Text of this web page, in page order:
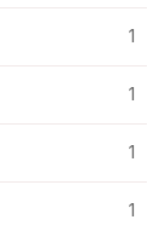
1
1
1
1